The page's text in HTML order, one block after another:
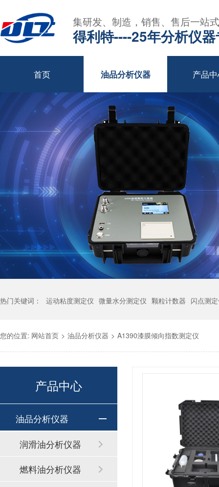
集研发、制造，销售、售后一站
得利特----25年分析仪
首页 油品分析仪器 产品
热门关键词： 运动粘度测定仪 微量水分测定仪 颗粒计数器 闪点测
您的位置: 网站首页 > 油品分析仪器 > A1390漆膜倾向指数测定仪
产品中心
油品分析仪器
润滑油分析仪器
燃料油分析仪器